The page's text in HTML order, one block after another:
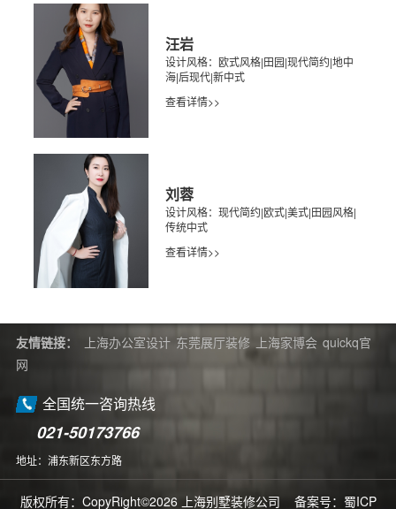
汪岩
设计风格：欧式风格|田园|现代简约|地中
海|后现代|新中式
查看详情>>
刘蓉
设计风格：现代简约|欧式|美式|田园风格|
传统中式
查看详情>>
友情链接： 上海办公室设计 东莞展厅装修 上海家博会 quickq官
网
全国统一咨询热线
021-50173766
地址：浦东新区东方路
版权所有：CopyRight©2026 上海别墅装修公司 备案号： 蜀ICP